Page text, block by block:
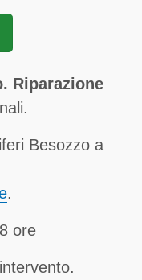
Riparazione
Besozzo a
.
ore